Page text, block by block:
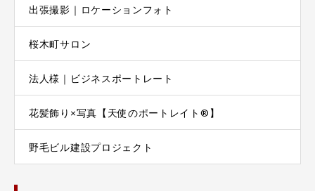
出張撮影｜ロケーションフォト
桜木町サロン
法人様｜ビジネスポートレート
花髪飾り×写真【天使のポートレイト®】
野毛ビル建設プロジェクト